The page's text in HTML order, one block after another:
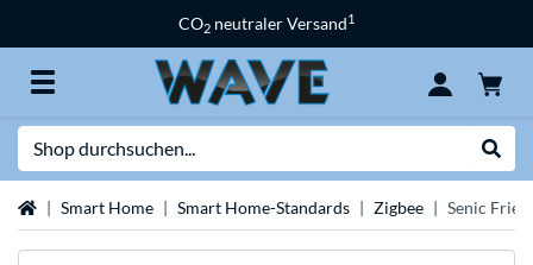
CO2 neutraler Versand1
StartseiteSmart Home Smart Home-Standards Zigbee Senic